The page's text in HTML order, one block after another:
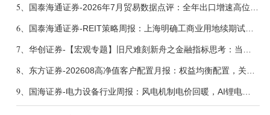
5、
6、 国泰海通证券-REIT策略周报：上海明确工商业用地续期试行框架-260808
7、
8、 东方证券-202608高净值客户配置月报：权益均衡配置，关注多元策略-260809
9、 国海证券-电力设备行业周报：风电机制电价回暖，AI锂电全链维持高景气-260808